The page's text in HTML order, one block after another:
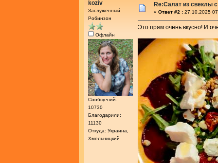
koziv
Заслуженный
Робинзон
Офлайн
Сообщений:
10730
Благодарили:
11130
Откуда: Украина,
Хмельницкий
Re:Салат из свеклы
« Ответ #2 : 27.10.2025
Это прям очень вкусно! И